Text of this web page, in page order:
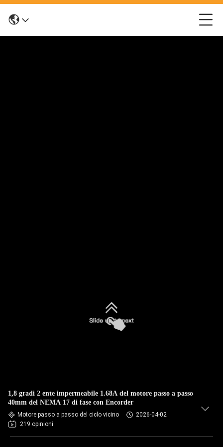
1,8 gradi 2 ente impermeabile 1.68A del motore passo a passo
40mm del NEMA 17 di fase con Encorder
Motore passo a passo del ciclo vicino
2026-04-02
219 opinioni